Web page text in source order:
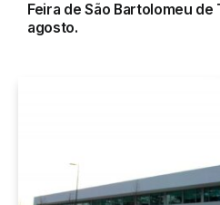
Feira de São Bartolomeu de
agosto.